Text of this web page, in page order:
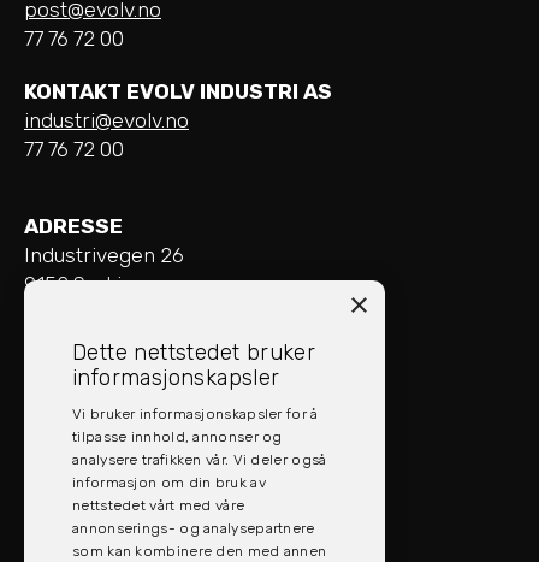
post@evolv.no
77 76 72 00
KONTAKT EVOLV INDUSTRI AS
industri@evolv.no
77 76 72 00
ADRESSE
Industrivegen 26
9152 Sørkjosen
Mandag - Fredag: 08:00 - 16:00
SOCIAL MEDIA
×
Dette nettstedet bruker
informasjonskapsler
Vi bruker informasjonskapsler for å
tilpasse innhold, annonser og
analysere trafikken vår. Vi deler også
informasjon om din bruk av
nettstedet vårt med våre
annonserings- og analysepartnere
som kan kombinere den med annen